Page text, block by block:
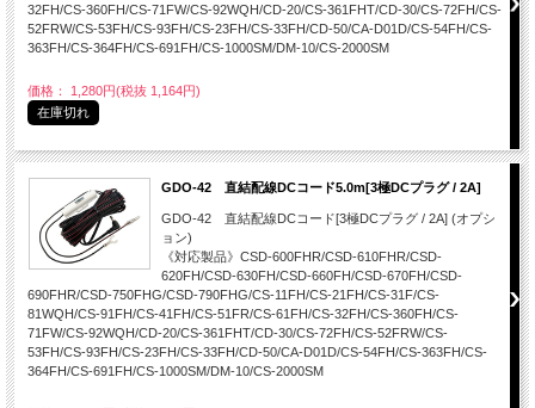
32FH/CS-360FH/CS-71FW/CS-92WQH/CD-20/CS-361FHT/CD-30/CS-72FH/CS-
52FRW/CS-53FH/CS-93FH/CS-23FH/CS-33FH/CD-50/CA-D01D/CS-54FH/CS-
363FH/CS-364FH/CS-691FH/CS-1000SM/DM-10/CS-2000SM
価格： 1,280円(税抜 1,164円)
在庫切れ
GDO-42 直結配線DCコード5.0m[3極DCプラグ / 2A]
GDO-42 直結配線DCコード[3極DCプラグ / 2A] (オプシ
ョン)
《対応製品》CSD-600FHR/CSD-610FHR/CSD-
620FH/CSD-630FH/CSD-660FH/CSD-670FH/CSD-
690FHR/CSD-750FHG/CSD-790FHG/CS-11FH/CS-21FH/CS-31F/CS-
81WQH/CS-91FH/CS-41FH/CS-51FR/CS-61FH/CS-32FH/CS-360FH/CS-
71FW/CS-92WQH/CD-20/CS-361FHT/CD-30/CS-72FH/CS-52FRW/CS-
53FH/CS-93FH/CS-23FH/CS-33FH/CD-50/CA-D01D/CS-54FH/CS-363FH/CS-
364FH/CS-691FH/CS-1000SM/DM-10/CS-2000SM